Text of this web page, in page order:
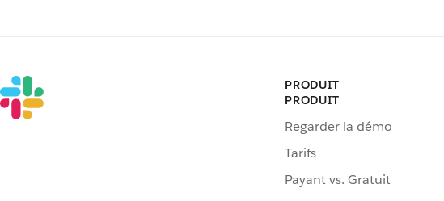
PRODUIT
PRODUIT
Regarder la démo
Tarifs
Payant vs. Gratuit